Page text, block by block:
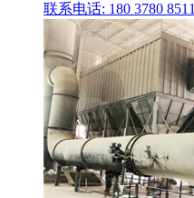
联系电话: 180 3780 8511